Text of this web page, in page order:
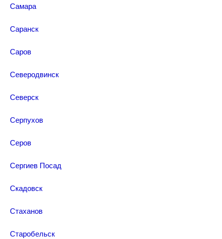
Самара
Саранск
Саров
Северодвинск
Северск
Серпухов
Серов
Сергиев Посад
Скадовск
Стаханов
Старобельск